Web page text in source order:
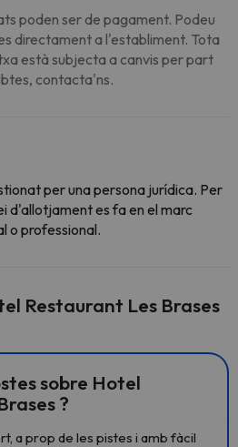
poden ser de pagament. Podeu
directament a l'establiment. Tota
està subjecta a canvis per part
contacta'ns.
per una persona jurídica. Per
d'allotjament es fa en el marc
o professional.
Restaurant Les Brases
sobre Hotel
?
a prop de les pistes i amb fàcil